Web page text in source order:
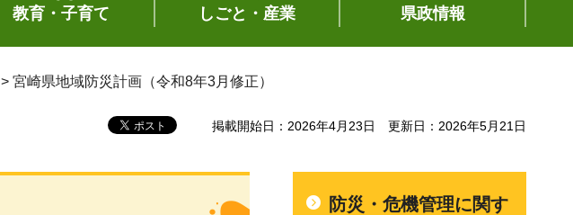
教育・子育て しごと・産業 県政情報
> 宮崎県地域防災計画（令和8年3月修正）
掲載開始日：2026年4月23日 更新日：2026年5月21日
防災・危機管理に関す